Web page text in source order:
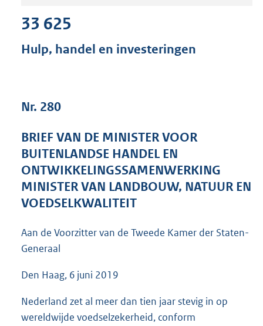
s
e
:
6
K
33 625
Hulp, handel en investeringen
Nr. 280
BRIEF VAN DE MINISTER VOOR
BUITENLANDSE HANDEL EN
ONTWIKKELINGSSAMENWERKING
MINISTER VAN LANDBOUW, NATUUR EN
VOEDSELKWALITEIT
Aan de Voorzitter van de Tweede Kamer der Staten-
Generaal
Den Haag, 6 juni 2019
Nederland zet al meer dan tien jaar stevig in op
wereldwijde voedselzekerheid, conform